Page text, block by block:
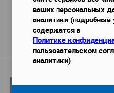
373
ваших персональных
аналитики (подробные
содержатся в
Политике
пользовательском
аналитики)